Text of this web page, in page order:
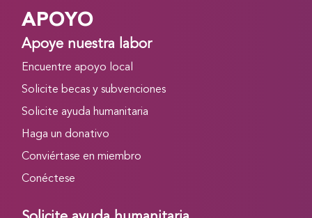
APOYO
Apoye nuestra labor
Encuentre apoyo local
Solicite becas y subvenciones
Solicite ayuda humanitaria
Haga un donativo
Conviértase en miembro
Conéctese